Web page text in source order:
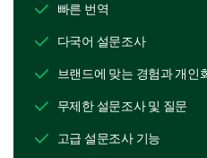
시의적절한 소통
저희 소통 효과성에 대한 경
저희 소통의 명확성을 어
빠른 번역
다국어 설문조사
브랜드에 맞는 경험과 개인
무제한 설문조사 및 질문
고급 설문조사 기능